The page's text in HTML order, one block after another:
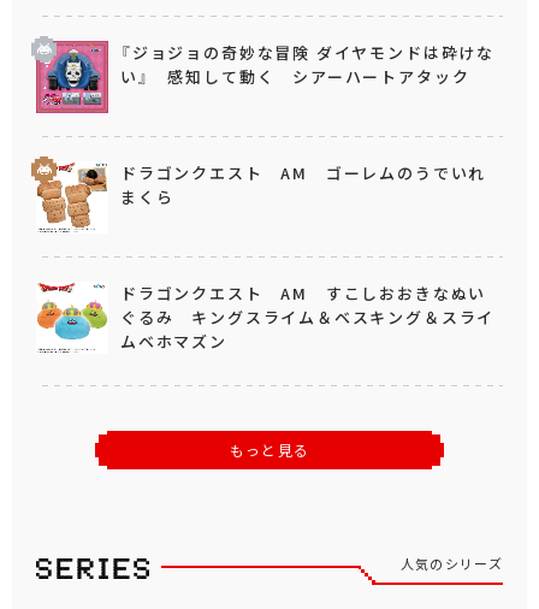
『ジョジョの奇妙な冒険 ダイヤモンドは砕けな
い』 感知して動く シアーハートアタック
ドラゴンクエスト AM ゴーレムのうでいれ
まくら
ドラゴンクエスト AM すこしおおきなぬい
ぐるみ キングスライム＆ベスキング＆スライ
ムベホマズン
もっと見る
人気のシリーズ